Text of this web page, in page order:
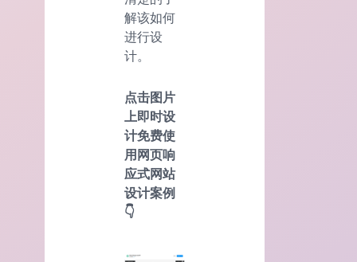
解该如何
进行设
计。
点击图片
上即时设
计免费使
用网页响
应式网站
设计案例
👇